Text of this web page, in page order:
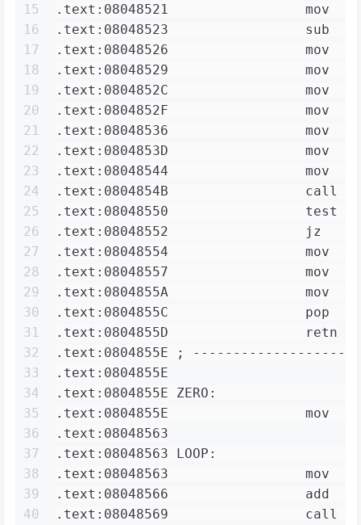
15
16
17
18
19
20
21
22
23
24
25
26
27
28
29
30
31
32
33
34
35
36
37
38
39
40
.text:08048521                 mov
.text:08048523                 sub
.text:08048526                 mov
.text:08048529                 mov
.text:0804852C                 mov
.text:0804852F                 mov
.text:08048536                 mov
.text:0804853D                 mov
.text:08048544                 mov
.text:0804854B                 call
.text:08048550                 test
.text:08048552                 jz
.text:08048554                 mov
.text:08048557                 mov
.text:0804855A                 mov
.text:0804855C                 pop
.text:0804855D                 retn
.text:0804855E ;
.text:0804855E
.text:0804855E ZERO:
.text:0804855E                 mov
.text:08048563
.text:08048563 LOOP:
.text:08048563                 mov
.text:08048566                 add
.text:08048569                 call